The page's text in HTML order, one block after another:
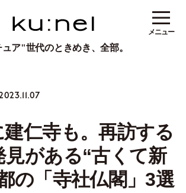
ア"世代のときめき、全部。
メニュー
仁寺も。再訪する
見がある“古くて新
の「寺社仏閣」3選